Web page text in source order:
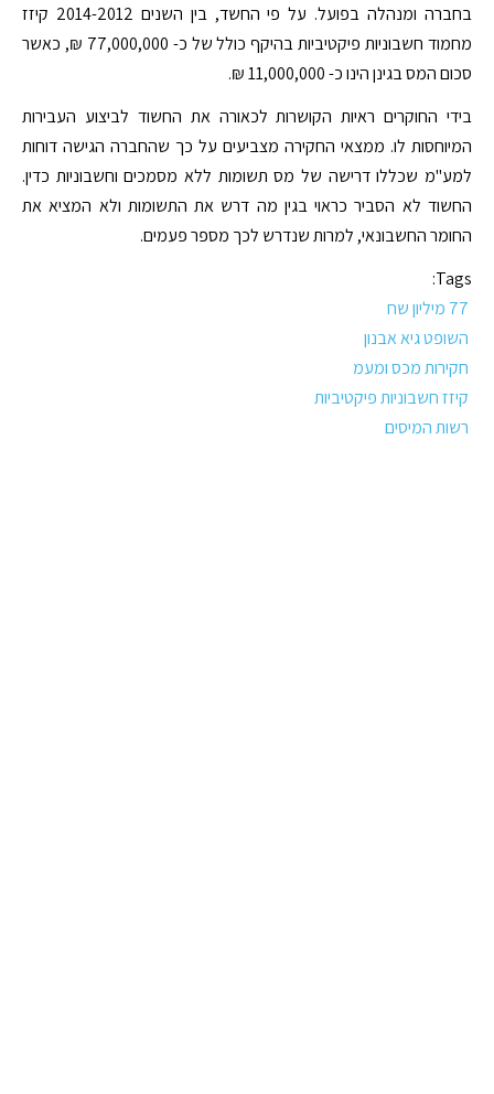
בחברה ומנהלה בפועל. על פי החשד, בין השנים 2014-2012 קיזז
מחמוד חשבוניות פיקטיביות בהיקף כולל של כ- 77,000,000 ₪, כאשר
סכום המס בגינן הינו כ- 11,000,000 ₪.
בידי החוקרים ראיות הקושרות לכאורה את החשוד לביצוע העבירות
המיוחסות לו. ממצאי החקירה מצביעים על כך שהחברה הגישה דוחות
למע"מ שכללו דרישה של מס תשומות ללא מסמכים וחשבוניות כדין.
החשוד לא הסביר כראוי בגין מה דרש את התשומות ולא המציא את
החומר החשבונאי, למרות שנדרש לכך מספר פעמים.
Tags:
77 מיליון שח
השופט גיא אבנון
חקירות מכס ומעמ
קיזז חשבוניות פיקטיביות
רשות המיסים